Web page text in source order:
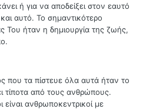
ή για να αποδείξει στον εαυτό
αυτό. Το σημαντικότερο
Του ήταν η δημιουργία της ζωής,
που τα πίστευε όλα αυτά ήταν το
τίποτα από τους ανθρώπους.
ανθρωποκεντρικοί με